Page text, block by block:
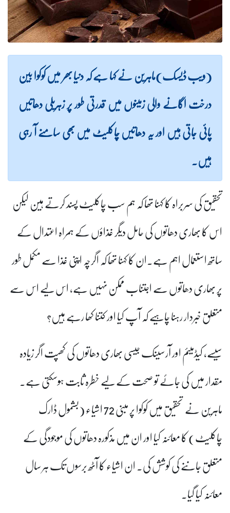
(ویب ڈیسک)ماہرین نے کہا ہے کہ دنیا بھر میں کوکوا بین
درخت اگانے والی زمینوں میں قدرتی طور پر زہریلی دھاتیں
پائی جاتی ہیں اور یہ دھاتیں چاکلیٹ میں بھی سامنے آ رہی
ہیں۔
تحقیق کی سربراہ کا کہنا تھا کہ ہم سب چاکلیٹ پسند کرتے ہین لیکن
اس کا بھاری دھاتوں کی حامل دیگر غذاؤں کے ہمراہ اعتدال کے
ساتھ استعمال اہم ہے۔ان کا کہنا تھا کہ اگرچہ اپنی غذا سے مکمل طور
پر بھاری دھاتوں سے اجتناب ممکن نہیں ہے، اس لیے اس سے
متعلق خبردار رہنا چاہیے کہ آپ کیا اور کتنا کھا رہے ہیں؟
سیسے، کیڈمیئم اور آرسینک جیسی بھاری دھاتوں کی کھپت اگر زیادہ
مقدار میں کی جائے تو صحت کے لیے خطرہ ثابت ہوسکتی ہے۔
ماہرین نے تحقیق میں کوکوا پر مبنی 72 اشیاء (بشمول ڈارک
چاکلیٹ) کا معائنہ کیا اور ان میں مذکورہ دھاتوں کی موجودگی کے
متعلق جاننے کی کوشش کی۔ ان اشیاء کا آٹھ برسوں تک ہر سال
معائنہ کیا گیا۔